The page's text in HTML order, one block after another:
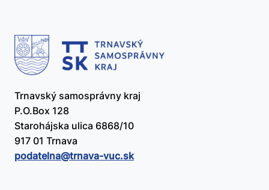
Trnavský samosprávny kraj
P.O.Box 128
Starohájska ulica 6868/10
917 01 Trnava
podatelna@​trnava-vuc.sk